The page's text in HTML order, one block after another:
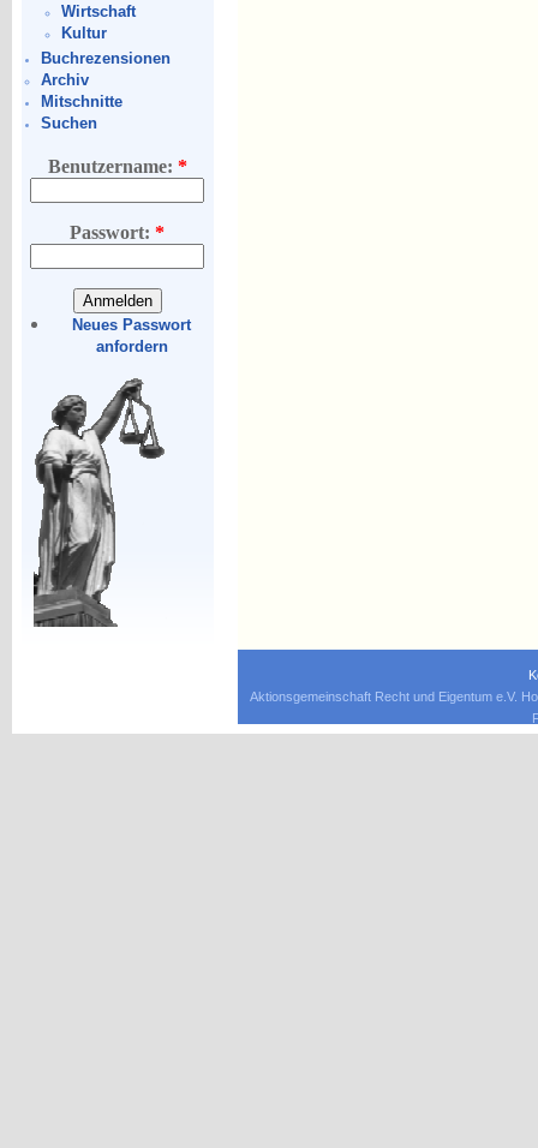
Wirtschaft
Kultur
Buchrezensionen
Archiv
Mitschnitte
Suchen
Benutzername: *
Passwort:*
Neues Passwort
anfordern
Aktionsgemeinschaft Recht und Eigentum e.V.